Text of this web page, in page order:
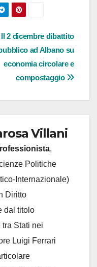
Il 2 dicembre dibattito
ad Albano su
economia circolare e
compostaggio
Villani
,
Politiche
Internazionale)
Diritto
dal titolo
Stati nei
Luigi Ferrari